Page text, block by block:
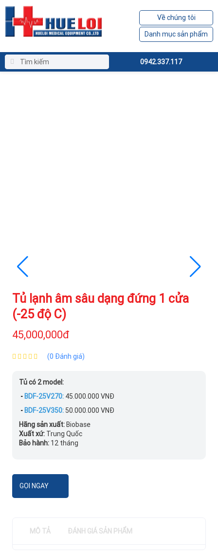
Về chúng tôi
Danh mục sản phẩm
0942.337.117
Tủ lạnh âm sâu dạng đứng 1 cửa
(-25 độ C)
45,000,000đ
(0 Đánh giá)
Tủ có 2 model:
- BDF-25V270: 45.000.000 VNĐ
- BDF-25V350: 50.000.000 VNĐ
Hãng sản xuất: Biobase
Xuất xứ: Trung Quốc
Bảo hành: 12 tháng
GỌI NGAY
MÔ TẢ ĐÁNH GIÁ SẢN PHẨM